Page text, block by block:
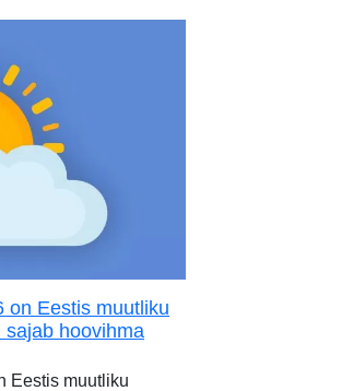
on Eestis muutliku
sajab hoovihma
Eestis muutliku